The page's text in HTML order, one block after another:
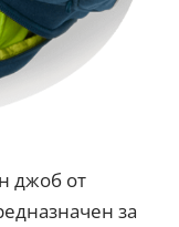
джоб от
за